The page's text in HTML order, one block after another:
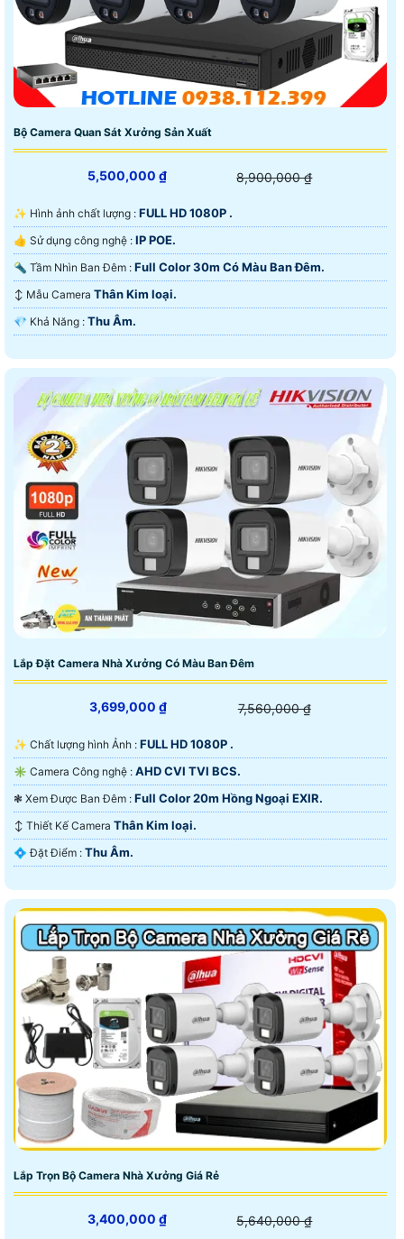
Bộ Camera Quan Sát Xưởng Sản Xuất
5,500,000 ₫ 8,900,000 ₫
✨ Hình ảnh chất lượng : FULL HD 1080P .
👍 Sử dụng công nghệ : IP POE.
🔦 Tầm Nhìn Ban Đêm : Full Color 30m Có Màu Ban Ðêm.
↕️ Mẫu Camera Thân Kim loại.
️💎 Khả Năng : Thu Âm.
Lắp Đặt Camera Nhà Xưởng Có Màu Ban Đêm
3,699,000 ₫ 7,560,000 ₫
✨ Chất lượng hình Ảnh : FULL HD 1080P .
✳️ Camera Công nghệ : AHD CVI TVI BCS.
❃ Xem Được Ban Đêm : Full Color 20m Hồng Ngoại EXIR.
↕️ Thiết Kế Camera Thân Kim loại.
️💠 Đặt Điểm : Thu Âm.
Lắp Trọn Bộ Camera Nhà Xưởng Giá Rẻ
3,400,000 ₫ 5,640,000 ₫